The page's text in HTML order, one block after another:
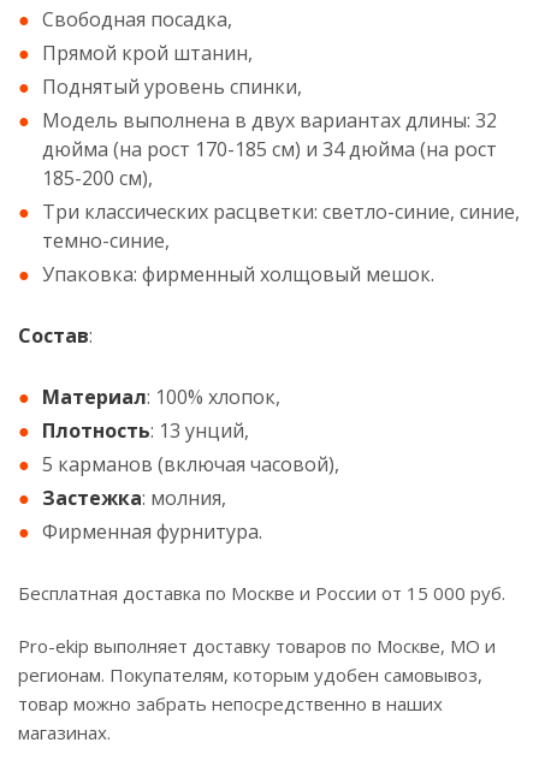
Свободная посадка,
Прямой крой штанин,
Поднятый уровень спинки,
Модель выполнена в двух вариантах длины: 32
дюйма (на рост 170-185 см) и 34 дюйма (на рост
185-200 см),
Три классических расцветки: светло-синие, синие,
темно-синие,
Упаковка: фирменный холщовый мешок.
Состав:
Материал: 100% хлопок,
Плотность: 13 унций,
5 карманов (включая часовой),
Застежка: молния,
Фирменная фурнитура.
Бесплатная доставка по Москве и России от 15 000 руб.
Pro-ekip выполняет доставку товаров по Москве, МО и
регионам. Покупателям, которым удобен самовывоз,
товар можно забрать непосредственно в наших
магазинах.